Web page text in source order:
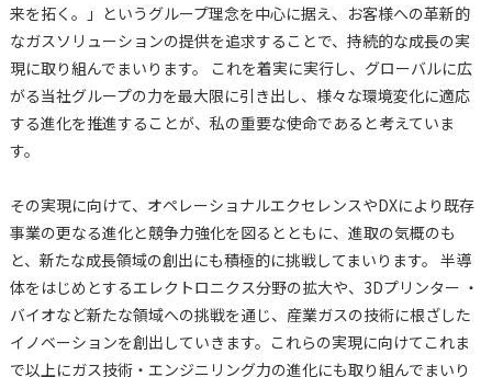
来を拓く。」というグループ理念を中心に据え、お客様への革新的
なガスソリューションの提供を追求することで、持続的な成長の実
現に取り組んでまいります。 これを着実に実行し、グローバルに広
がる当社グループの力を最大限に引き出し、様々な環境変化に適応
する進化を推進することが、私の重要な使命であると考えていま
す。
その実現に向けて、オペレーショナルエクセレンスやDXにより既存
事業の更なる進化と競争力強化を図るとともに、進取の気概のも
と、新たな成長領域の創出にも積極的に挑戦してまいります。 半導
体をはじめとするエレクトロニクス分野の拡大や、3Dプリンター ・
バイオなど新たな領域への挑戦を通じ、産業ガスの技術に根ざした
イノベーションを創出していきます。これらの実現に向けてこれま
で以上にガス技術・エンジニリング力の進化にも取り組んでまいり